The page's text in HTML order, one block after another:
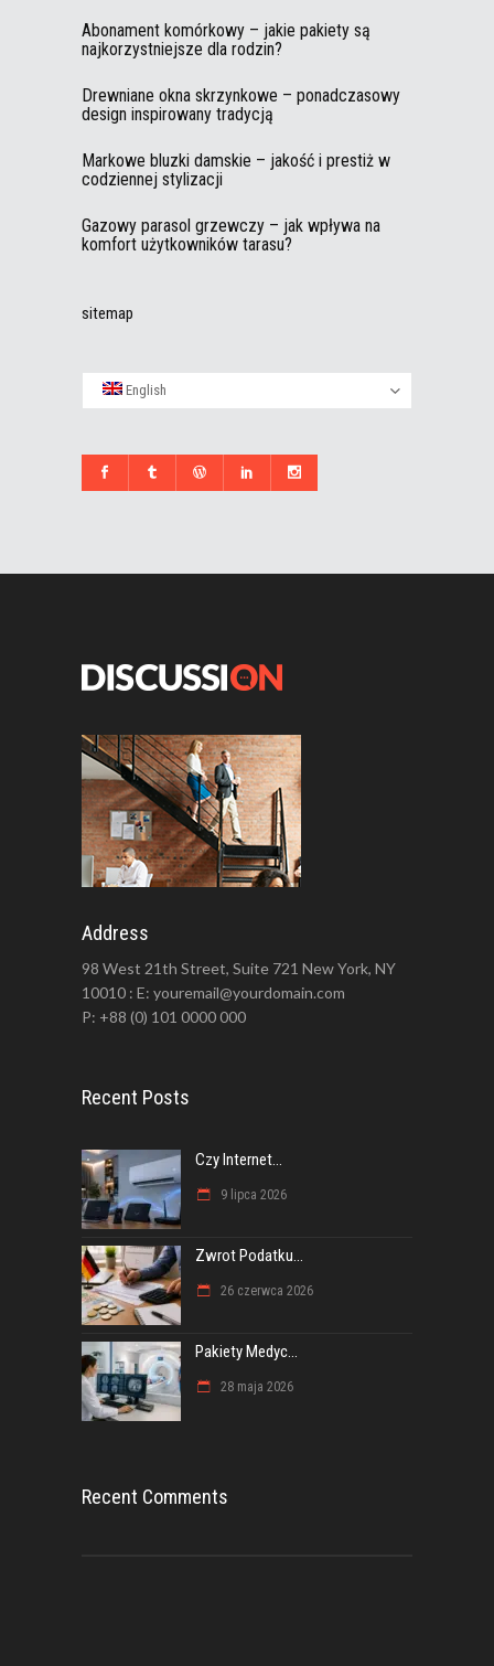
Abonament komórkowy – jakie pakiety są
najkorzystniejsze dla rodzin?
Drewniane okna skrzynkowe – ponadczasowy
design inspirowany tradycją
Markowe bluzki damskie – jakość i prestiż w
codziennej stylizacji
Gazowy parasol grzewczy – jak wpływa na
komfort użytkowników tarasu?
sitemap
English
Address
98 West 21th Street, Suite 721 New York, NY
10010 : E: youremail@yourdomain.com
P: +88 (0) 101 0000 000
Recent Posts
Czy Internet...
9 lipca 2026
Zwrot Podatku...
26 czerwca 2026
Pakiety Medyc...
28 maja 2026
Recent Comments